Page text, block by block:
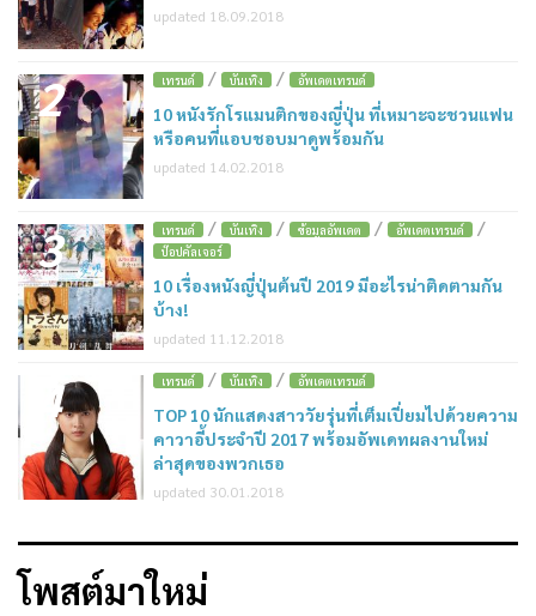
updated 18.09.2018
2 เทรนด์ / บันเทิง / อัพเดตเทรนด์
10 หนังรักโรแมนติกของญี่ปุ่น ที่เหมาะจะชวนแฟน
หรือคนที่แอบชอบมาดูพร้อมกัน
updated 14.02.2018
3 เทรนด์ / บันเทิง / ข้อมูลอัพเดต / อัพเดตเทรนด์ /
ป๊อปคัลเจอร์
10 เรื่องหนังญี่ปุ่นต้นปี 2019 มีอะไรน่าติดตามกัน
บ้าง!
updated 11.12.2018
4 เทรนด์ / บันเทิง / อัพเดตเทรนด์
TOP 10 นักแสดงสาววัยรุ่นที่เต็มเปี่ยมไปด้วยความ
คาวาอี้ประจำปี 2017 พร้อมอัพเดทผลงานใหม่
ล่าสุดของพวกเธอ
updated 30.01.2018
โพสต์มาใหม่